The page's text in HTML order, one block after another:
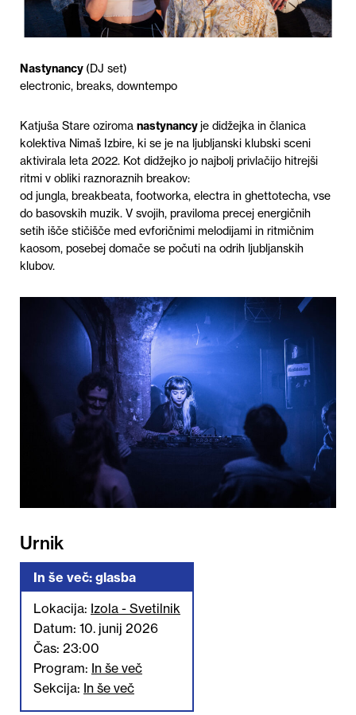
Nastynancy (DJ set)
electronic, breaks, downtempo
Katjuša Stare oziroma nastynancyje didžejka in članica
kolektiva Nimaš Izbire, ki se je na ljubljanski klubski sceni
aktivirala leta 2022. Kot didžejko jo najbolj privlačijo hitrejši
ritmi v obliki raznoraznih breakov:
od jungla, breakbeata, footworka, electra in ghettotecha, vse
do basovskih muzik. V svojih, praviloma precej energičnih
setih išče stičišče med evforičnimi melodijami in ritmičnim
kaosom, posebej domače se počuti na odrih ljubljanskih
klubov.
Urnik
In še več: glasba
Lokacija: Izola - Svetilnik
Datum: 10. junij 2026
Čas: 23:00
Program: In še več
Sekcija: In še več